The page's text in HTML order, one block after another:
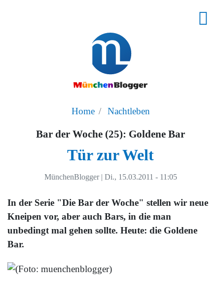
Home Nachtleben
Bar der Woche (25): Goldene Bar
Tür zur Welt
MünchenBlogger | Di., 15.03.2011 - 11:05
In der Serie "Die Bar der Woche" stellen wir neue
Kneipen vor, aber auch Bars, in die man
unbedingt mal gehen sollte. Heute: die Goldene
Bar.